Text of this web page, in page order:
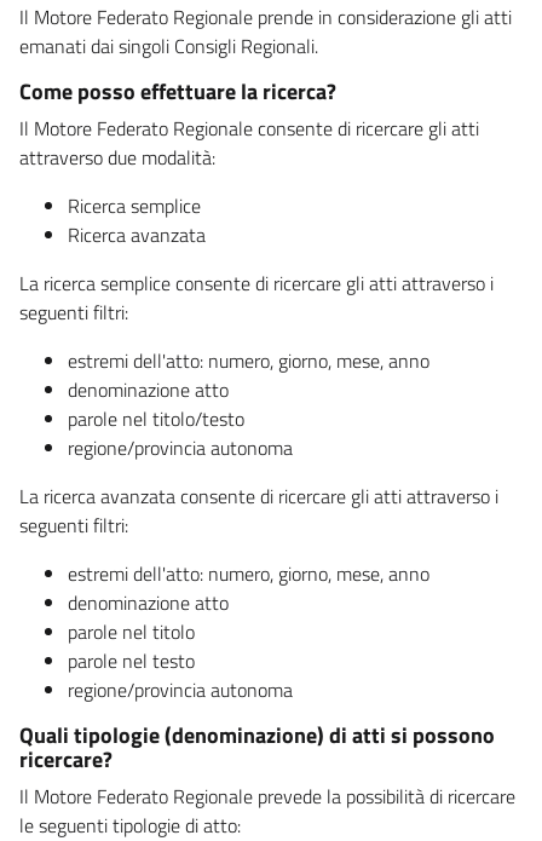
Il Motore Federato Regionale prende in considerazione gli atti
emanati dai singoli Consigli Regionali.
Come posso effettuare la ricerca?
Il Motore Federato Regionale consente di ricercare gli atti
attraverso due modalità:
Ricerca semplice
Ricerca avanzata
La ricerca semplice consente di ricercare gli atti attraverso i
seguenti filtri:
estremi dell'atto: numero, giorno, mese, anno
denominazione atto
parole nel titolo/testo
regione/provincia autonoma
La ricerca avanzata consente di ricercare gli atti attraverso i
seguenti filtri:
estremi dell'atto: numero, giorno, mese, anno
denominazione atto
parole nel titolo
parole nel testo
regione/provincia autonoma
Quali tipologie (denominazione) di atti si possono
ricercare?
Il Motore Federato Regionale prevede la possibilità di ricercare
le seguenti tipologie di atto: